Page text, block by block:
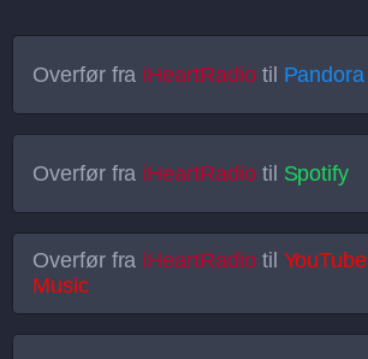
Overfør fra iHeartRadiotil Pandora
Overfør fra iHeartRadiotil Spotify
Overfør fra iHeartRadiotil YouTube
Music